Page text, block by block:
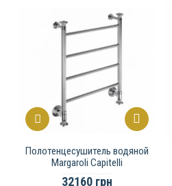
Полотенцесушитель водяной
Margaroli Capitelli
32160 грн